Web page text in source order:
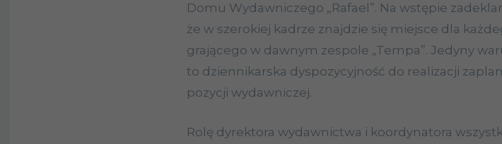
Domu Wydawniczego „Rafael”. Na wstępie
że w szerokiej kadrze znajdzie się miejsce dla
grającego w dawnym zespole „Tempa”. Jedyny
to dziennikarska dyspozycyjność do realizacji
pozycji wydawniczej.
Rolę dyrektora wydawnictwa i koordynatora